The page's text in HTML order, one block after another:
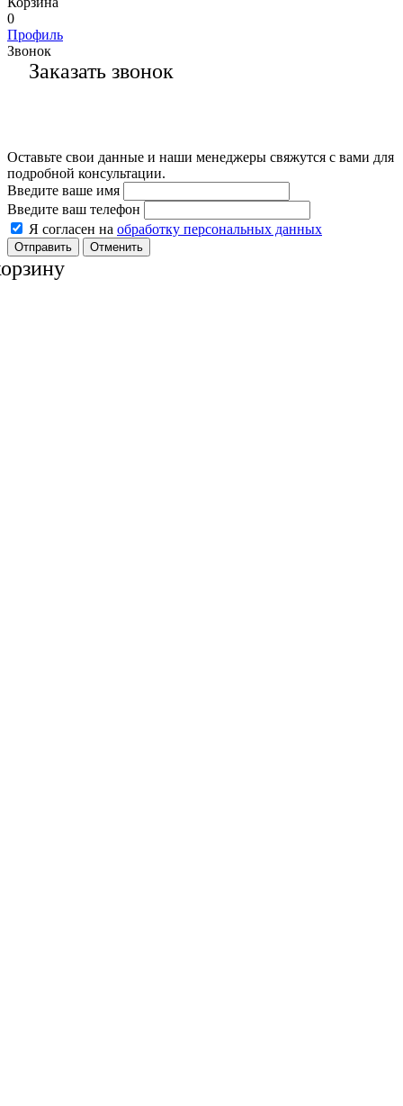
0
Профиль
Звонок
Заказать звонок
Оставьте свои данные и наши менеджеры свяжутся с вами для
подробной консультации.
Введите ваше имя
Введите ваш телефон
Я согласен на обработку персональных данных
Отменить